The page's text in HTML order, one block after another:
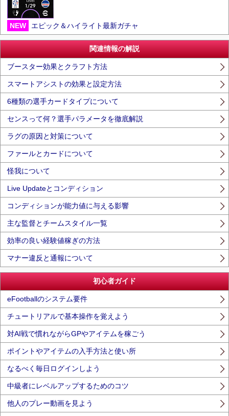
NEW エピック＆ハイライト最新ガチャ
関連情報の解説
ブースター効果とクラフト方法
スマートアシストの効果と設定方法
6種類の選手カードタイプについて
センスって何？選手パラメータを徹底解説
ラグの原因と対策について
ファールとカードについて
怪我について
Live Updateとコンディション
コンディションが能力値に与える影響
主な監督とチームスタイル一覧
効率の良い経験値稼ぎの方法
マナー違反と通報について
初心者ガイド
eFootballのシステム要件
チュートリアルで基本操作を覚えよう
対AI戦で慣れながらGPやアイテムを稼ごう
ポイントやアイテムの入手方法と使い所
なるべく毎日ログインしよう
中級者にレベルアップするためのコツ
他人のプレー動画を見よう